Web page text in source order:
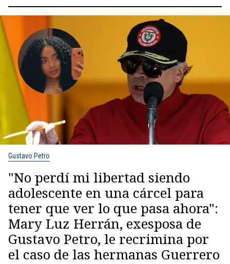
Gustavo Petro
"No perdí mi libertad siendo
adolescente en una cárcel para
tener que ver lo que pasa ahora":
Mary Luz Herrán, exesposa de
Gustavo Petro, le recrimina por
el caso de las hermanas Guerrero